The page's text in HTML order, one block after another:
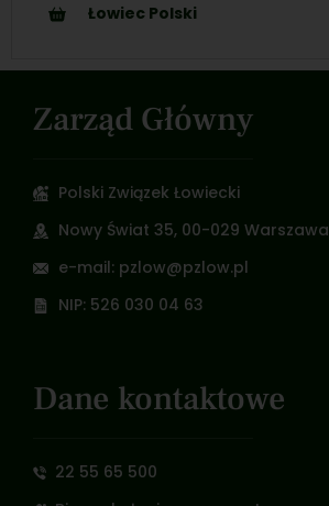
Łowiec Polski
Zarząd Główny
Polski Związek Łowiecki
Nowy Świat 35, 00-029 Warszawa
e-mail: pzlow@pzlow.pl
NIP: 526 030 04 63
Dane kontaktowe
22 55 65 500